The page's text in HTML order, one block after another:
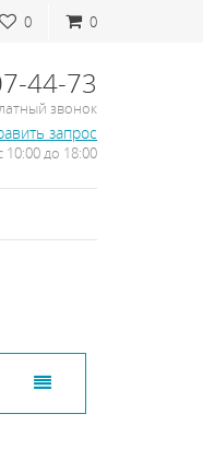
0
0
44-73
звонок
запрос
до 18:00